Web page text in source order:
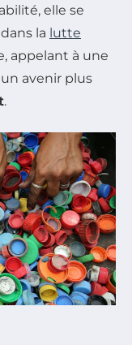
elle se
la lutte
appelant à une
avenir plus
.